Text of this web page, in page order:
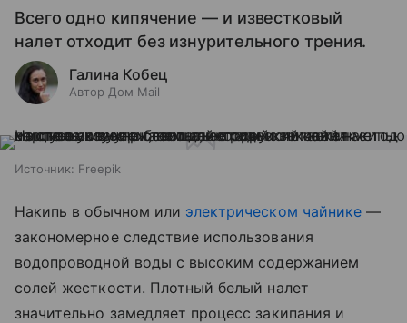
Всего одно кипячение — и известковый
налет отходит без изнурительного трения.
Галина Кобец
Автор Дом Mail
Источник: Freepik
Накипь в обычном или электрическом чайнике —
закономерное следствие использования
водопроводной воды с высоким содержанием
солей жесткости. Плотный белый налет
значительно замедляет процесс закипания и